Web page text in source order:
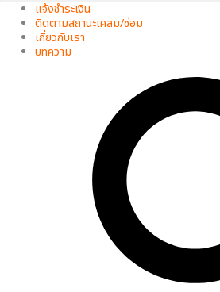
แจ้งชำระเงิน
ติดตามสถานะเคลม/ซ่อม
เกี่ยวกับเรา
บทความ